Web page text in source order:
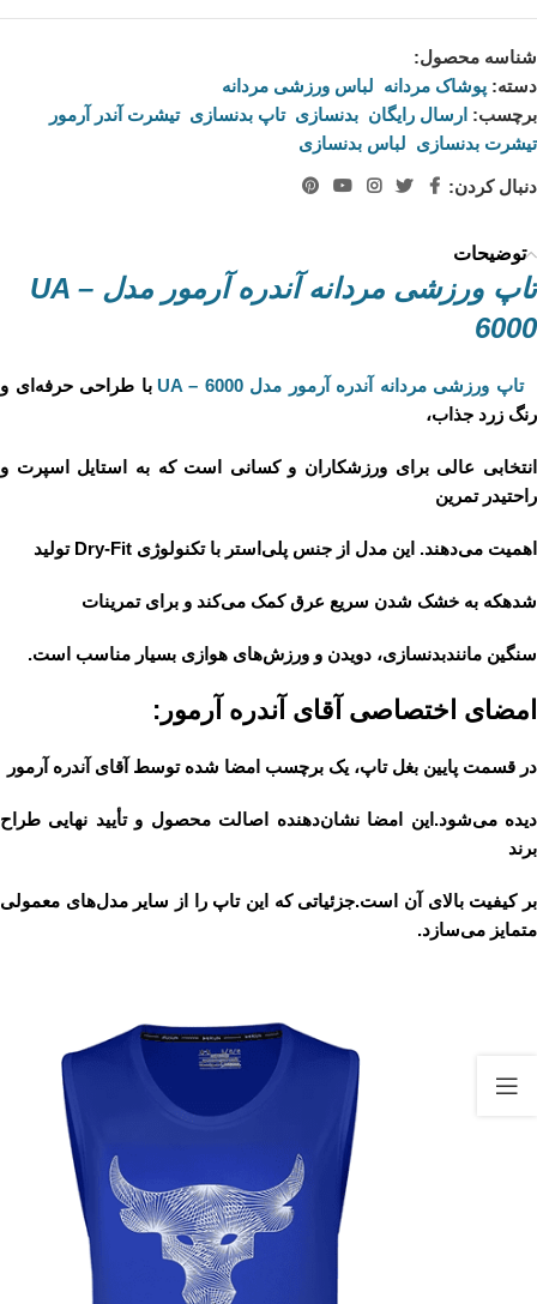
شناسه محصول:
دسته: پوشاک مردانه لباس ورزشی مردانه
برچسب: ارسال رایگان بدنسازی تاپ بدنسازی تیشرت آندر آرمور
تیشرت بدنسازی لباس بدنسازی
دنبال کردن:
توضیحات
تاپ ورزشی مردانه آندره آرمور مدل UA –
6000
تاپ ورزشی مردانه آندره آرمور مدل UA – 6000
با طراحی حرفه‌ای و
رنگ زرد جذاب،
انتخابی عالی برای ورزشکاران و کسانی است که به استایل اسپرت و
راحتیدر تمرین
اهمیت می‌دهند. این مدل از جنس پلی‌استر با تکنولوژی Dry-Fit تولید
شدهکه به خشک شدن سریع عرق کمک می‌کند و برای تمرینات
سنگین مانندبدنسازی، دویدن و ورزش‌های هوازی بسیار مناسب است.
امضای اختصاصی آقای آندره آرمور:
در قسمت پایین بغل تاپ، یک برچسب امضا شده توسط آقای آندره آرمور
دیده می‌شود.این امضا نشان‌دهنده اصالت محصول و تأیید نهایی طراح
برند
بر کیفیت بالای آن است.جزئیاتی که این تاپ را از سایر مدل‌های معمولی
متمایز می‌سازد.